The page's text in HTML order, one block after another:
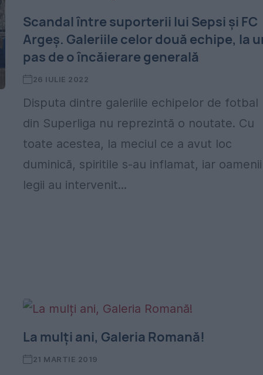
Scandal între suporterii lui Sepsi și FC
Argeș. Galeriile celor două echipe, la
pas de o încăierare generală
26 IULIE 2022
Disputa dintre galeriile echipelor de fotbal
din Superliga nu reprezintă o noutate. Cu
toate acestea, la meciul ce a avut loc
duminică, spiritile s-au inflamat, iar oamenii
legii au intervenit...
La mulți ani, Galeria Romană!
21 MARTIE 2019